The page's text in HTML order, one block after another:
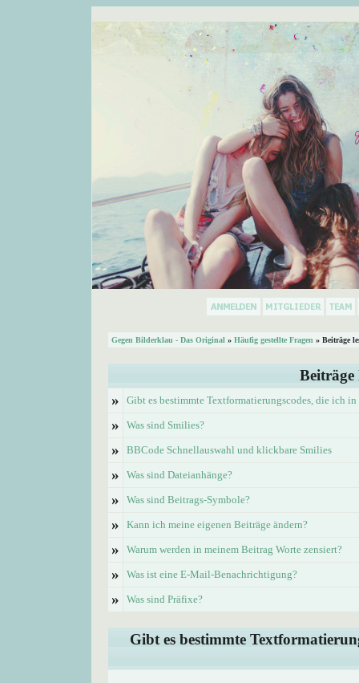
Gegen Bilderklau - Das Original » Häufig gestellte Fragen » Beiträge
Beiträge
»
Gibt es bestimmte Textformatierungscodes, die ich
» Was sind Smilies?
» BBCode Schnellauswahl und klickbare Smilies
» Was sind Dateianhänge?
» Was sind Beitrags-Symbole?
» Kann ich meine eigenen Beiträge ändern?
» Warum werden in meinem Beitrag Worte zensiert?
» Was ist eine E-Mail-Benachrichtigung?
» Was sind Präfixe?
Gibt es bestimmte